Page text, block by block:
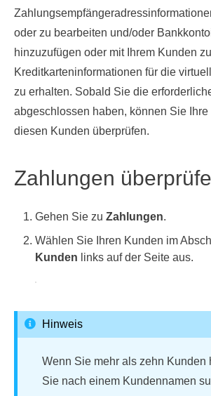
oder zu bearbeiten und/oder
hinzuzufügen oder mit Ihrem Kunden
Kreditkarteninformationen für die
zu erhalten. Sobald Sie die
abgeschlossen haben, können Sie
diesen Kunden überprüfen.
Zahlungen
Gehen Sie zu Zahlungen.
Wählen Sie Ihren Kunden im
Kunden links auf der Seite aus.
Hinweis
Wenn Sie mehr als zehn Kunden
Sie nach einem Kundennamen